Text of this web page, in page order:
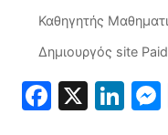
Καθηγητής
Δημιουργός site
X